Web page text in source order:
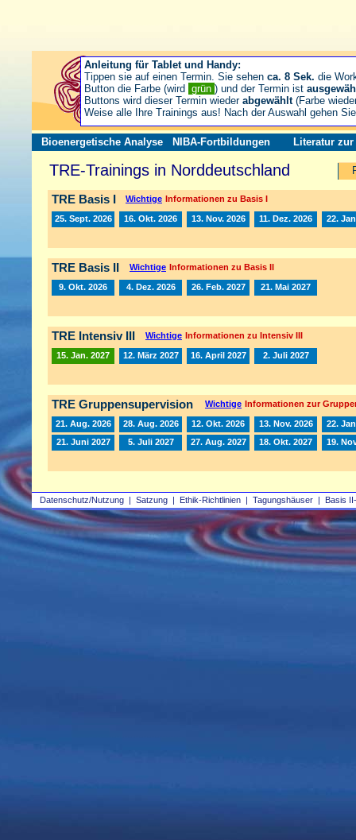
Datenschutz/Nutzung | Satzung | Ethik-Richtlinien | Tagungshäuser | Basis
Bioenergetische Analyse NIBA-Fortbildungen Literatur zur
TRE-Trainings in Norddeutschland
TRE Basis I Wichtige Informationen zu Basis I
25. Sept. 2026 16. Okt. 2026 13. Nov. 2026 11. Dez. 2026 22.
TRE Basis II Wichtige Informationen zu Basis II
9. Okt. 2026 4. Dez. 2026 26. Feb. 2027 21. Mai 2027
TRE Intensiv III Wichtige Informationen zu Intensiv III
15. Jan. 2027 12. März 2027 16. April 2027 2. Juli 2027
TRE Gruppensupervision Wichtige Informationen zur
21. Aug. 2026 28. Aug. 2026 12. Okt. 2026 13. Nov. 2026
22.
21. Juni 2027
5. Juli 2027 27. Aug. 2027 18. Okt. 2027 19.
Anleitung für Tablet und Handy:
Tippen sie auf einen Termin. Sie sehen ca. 8 Sek. die
Button die Farbe (wird grün ) und der Termin ist
Buttons wird dieser Termin wieder abgewählt(Farbe
Weise alle Ihre Trainings aus! Nach der Auswahl gehen